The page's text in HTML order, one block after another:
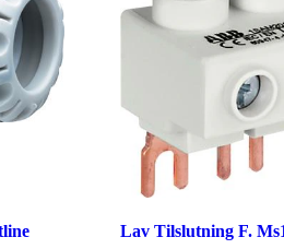
Lav Tilslutning F.